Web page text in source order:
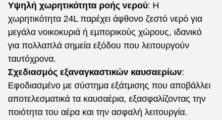
Υψηλή χωρητικότητα ροής νερού: Η
χωρητικότητα 24L παρέχει άφθονο ζεστό νερό για
μεγάλα νοικοκυριά ή εμπορικούς χώρους, ιδανικό
για πολλαπλά σημεία εξόδου που λειτουργούν
ταυτόχρονα.
Σχεδιασμός εξαναγκαστικών καυσαερίων:
Εφοδιασμένο με σύστημα εξάτμισης που αποβάλλει
αποτελεσματικά τα καυσαέρια, εξασφαλίζοντας την
ποιότητα του αέρα και την ασφαλή λειτουργία.